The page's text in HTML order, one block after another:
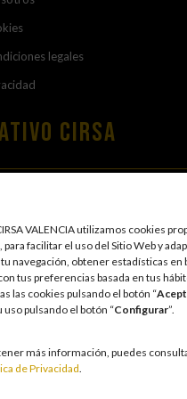
VALENCIA utilizamos cookies
facilitar el uso del Sitio Web y
navegación, obtener estadísticas en
tus preferencias basada en tus
las cookies pulsando el botón “
uso pulsando el botón “Configurar”.
más información, puedes
de Privacidad.
legales
Cirsa
PROTECCIÓN DE DATOS
entorno seguro y transparente para
sin utilizarse como vía
personas con acceso restringido